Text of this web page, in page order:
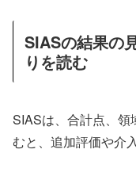
SIASの結果の
りを読む
SIASは、合計点、
むと、追加評価や介